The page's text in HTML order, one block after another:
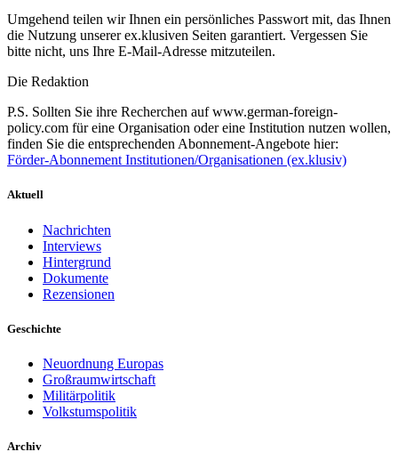
Umgehend teilen wir Ihnen ein persönliches Passwort mit, das Ihnen
die Nutzung unserer ex.klusiven Seiten garantiert. Vergessen Sie
bitte nicht, uns Ihre E-Mail-Adresse mitzuteilen.
Die Redaktion
P.S. Sollten Sie ihre Recherchen auf www.german-foreign-
policy.com für eine Organisation oder eine Institution nutzen wollen,
finden Sie die entsprechenden Abonnement-Angebote hier:
Förder-Abonnement Institutionen/Organisationen (ex.klusiv)
Aktuell
Nachrichten
Interviews
Hintergrund
Dokumente
Rezensionen
Geschichte
Neuordnung Europas
Großraumwirtschaft
Militärpolitik
Volkstumspolitik
Archiv